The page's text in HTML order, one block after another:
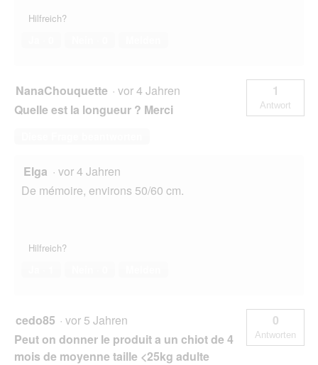
Hilfreich?
NanaChouquette · vor 4 Jahren
Quelle est la longueur ? Merci
1
Antwort
Elga · vor 4 Jahren
De mémoire, environs 50/60 cm.
Hilfreich?
cedo85 · vor 5 Jahren
Peut on donner le produit a un chiot de 4
mois de moyenne taille <25kg adulte
0
Antworten